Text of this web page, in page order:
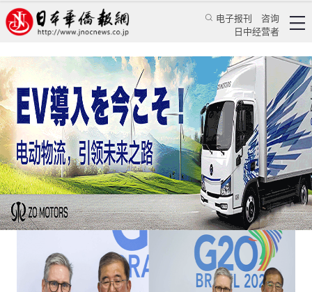
电子报刊
咨询
日中经营者
日意安保经济合作究竟是机遇还是暗礁？
蒋丰 评论 国际视角
日本华侨报 2025/5/28 12:25:23